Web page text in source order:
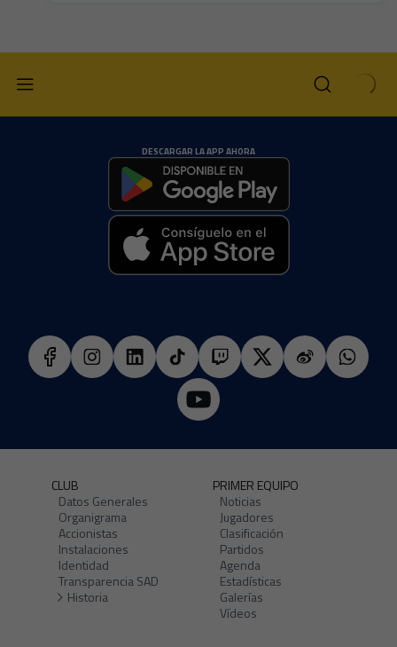
DESCARGAR LA APP AHORA
CLUB
Datos Generales
Organigrama
Accionistas
Instalaciones
Identidad
Transparencia SAD
Historia
PRIMER EQUIPO
Noticias
Jugadores
Clasificación
Partidos
Agenda
Estadísticas
Galerías
Vídeos